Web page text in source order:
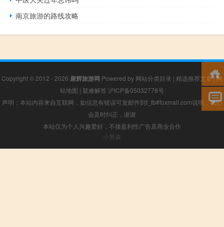
南京旅游的路线攻略
Copyright © 2012 - 2026 康辉旅游网 Powered by 网站分类目录 | 精选推荐文章|网
站地图 | 疑难解答 沪ICP备05032778号
声明：本站内容来自互联网，如信息有错误可发邮件到f_fb#foxmail.com说明，我们
会及时纠正，谢谢
本站仅为个人兴趣爱好，不接盈利性广告及商业合作
小男孩